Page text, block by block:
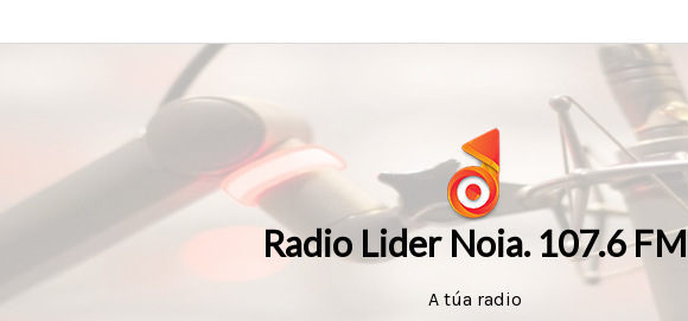
Radio Lider Noia. 107.6 FM
A túa radio